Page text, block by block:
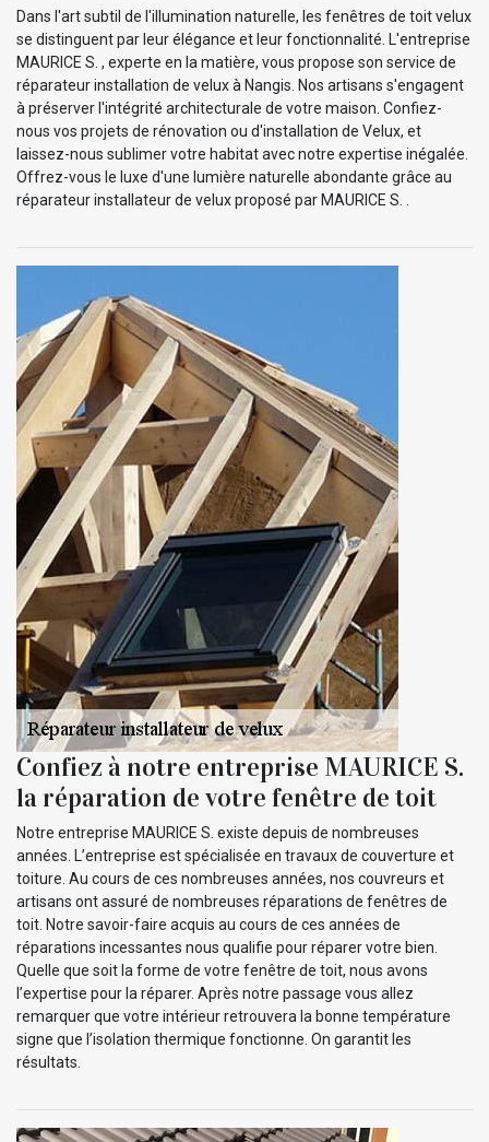
Dans l'art subtil de l'illumination naturelle, les fenêtres de toit velux
se distinguent par leur élégance et leur fonctionnalité. L'entreprise
MAURICE S. , experte en la matière, vous propose son service de
réparateur installation de velux à Nangis. Nos artisans s'engagent
à préserver l'intégrité architecturale de votre maison. Confiez-
nous vos projets de rénovation ou d'installation de Velux, et
laissez-nous sublimer votre habitat avec notre expertise inégalée.
Offrez-vous le luxe d'une lumière naturelle abondante grâce au
réparateur installateur de velux proposé par MAURICE S. .
Confiez à notre entreprise MAURICE S.
la réparation de votre fenêtre de toit
Notre entreprise MAURICE S. existe depuis de nombreuses
années. L’entreprise est spécialisée en travaux de couverture et
toiture. Au cours de ces nombreuses années, nos couvreurs et
artisans ont assuré de nombreuses réparations de fenêtres de
toit. Notre savoir-faire acquis au cours de ces années de
réparations incessantes nous qualifie pour réparer votre bien.
Quelle que soit la forme de votre fenêtre de toit, nous avons
l’expertise pour la réparer. Après notre passage vous allez
remarquer que votre intérieur retrouvera la bonne température
signe que l’isolation thermique fonctionne. On garantit les
résultats.